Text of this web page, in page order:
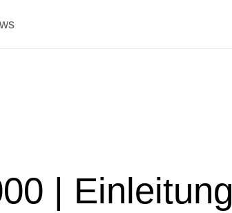
| Einleitung